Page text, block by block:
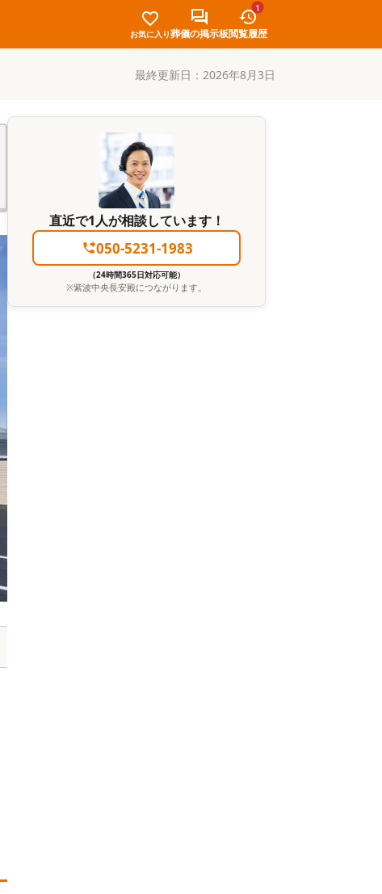
お気に入り葬儀の掲示板
1
閲覧履歴
最終更新日： 2026年8月3日
直近で1人が相談しています！
050-5231-1983
（24時間365日対応可能）
※紫波中央長安殿につながります。